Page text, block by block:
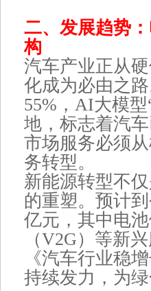
二、发展趋势
构
汽车产业正从
化成为必由之
55%，AI大模
地，标志着汽
市场服务必须
务转型。
新能源转型不
的重塑。预计
亿元，其中电
（V2G）等新
《汽车行业稳
持续发力，为